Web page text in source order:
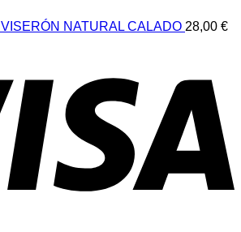
VISERÓN NATURAL CALADO 28,00 €